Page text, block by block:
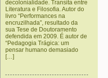
decolonialidade. Transita entre
Literatura e Filosofia. Autor do
livro “Performances na
encruzilhada”, resultado da
sua Tese de Doutoramento
defendida em 2009. É autor de
“Pedagogia Trágica: um
pensar humano demasiado
[…]